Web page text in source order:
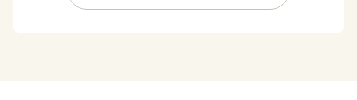
ては、わが国のエネルギーを支えた筑豊炭田の一角とし